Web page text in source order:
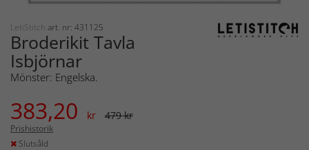
LetiStitch art. nr: 431125
Broderikit Tavla
Isbjörnar
Mönster: Engelska.
383,20 kr 479 kr
Prishistorik
Slutsåld